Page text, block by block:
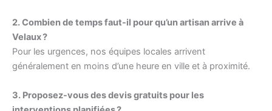
2. Combien de temps faut-il pour qu’un artisan arrive à
Velaux ?
Pour les urgences, nos équipes locales arrivent
généralement en moins d’une heure en ville et à proximité.
3. Proposez-vous des devis gratuits pour les